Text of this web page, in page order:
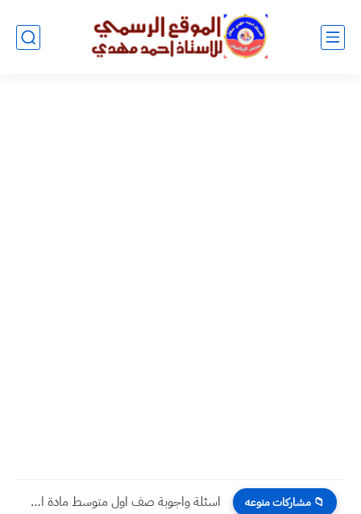
📁 مشاركات منوعه اسئلة واجوبة صف اول متوسط مادة اسلامية نهاية الكورس الثاني...